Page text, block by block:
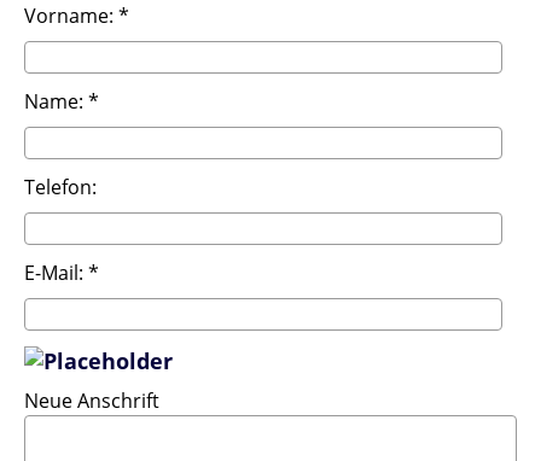
Vorname: *
Name: *
Telefon:
E-Mail: *
Neue Anschrift